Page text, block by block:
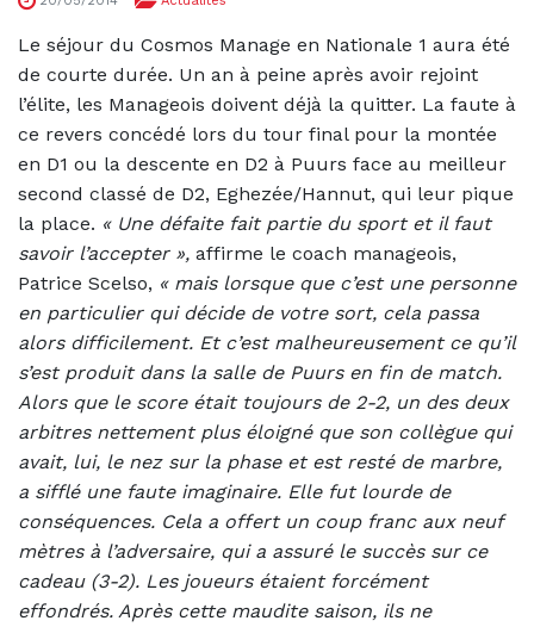
Le séjour du Cosmos Manage en Nationale 1 aura été
de courte durée. Un an à peine après avoir rejoint
l’élite, les Manageois doivent déjà la quitter. La faute à
ce revers concédé lors du tour final pour la montée
en D1 ou la descente en D2 à Puurs face au meilleur
second classé de D2, Eghezée/Hannut, qui leur pique
la place. « Une défaite fait partie du sport et il faut
savoir l’accepter », affirme le coach manageois,
Patrice Scelso, « mais lorsque que c’est une personne
en particulier qui décide de votre sort, cela passa
alors difficilement. Et c’est malheureusement ce qu’il
s’est produit dans la salle de Puurs en fin de match.
Alors que le score était toujours de 2-2, un des deux
arbitres nettement plus éloigné que son collègue qui
avait, lui, le nez sur la phase et est resté de marbre,
a sifflé une faute imaginaire. Elle fut lourde de
conséquences. Cela a offert un coup franc aux neuf
mètres à l’adversaire, qui a assuré le succès sur ce
cadeau (3-2). Les joueurs étaient forcément
effondrés. Après cette maudite saison, ils ne